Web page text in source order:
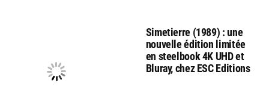
Simetierre (1989) : une
nouvelle édition limitée
en steelbook 4K UHD et
Bluray, chez ESC Editions